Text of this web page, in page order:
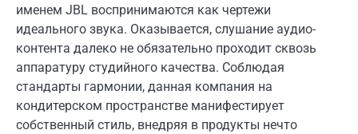
именем JBL воспринимаются как чертежи
идеального звука. Оказывается, слушание аудио-
контента далеко не обязательно проходит сквозь
аппаратуру студийного качества. Соблюдая
стандарты гармонии, данная компания на
кондитерском пространстве манифестирует
собственный стиль, внедряя в продукты нечто